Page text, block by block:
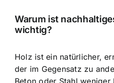
Warum ist
wichtig?
Holz ist ein natürlicher,
der im Gegensatz zu
Beton oder Stahl weniger